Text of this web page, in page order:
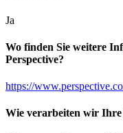
Ja
Wo finden Sie weitere
Perspective?
https://
Wie verarbeiten wir Ihre